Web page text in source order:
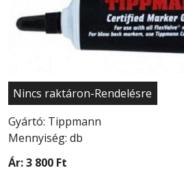
Nincs raktáron-Rendelésre
Gyártó: Tippmann
Mennyiség: db
Ár:3 800 Ft